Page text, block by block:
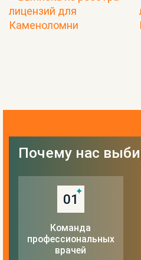
Почему нас
01
Команда
профессиональных
врачей